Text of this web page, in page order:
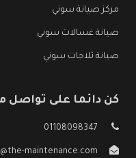
مركز صيانة سوني
صيانة غسالات سوني
صيانة ثلاجات سوني
كن دائما على تواصل
01108098347
maintenance.com